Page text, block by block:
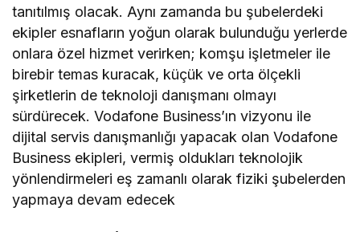
tanıtılmış olacak. Aynı zamanda bu şubelerdeki
ekipler esnafların yoğun olarak bulunduğu yerlerde
onlara özel hizmet verirken; komşu işletmeler ile
birebir temas kuracak, küçük ve orta ölçekli
şirketlerin de teknoloji danışmanı olmayı
sürdürecek. Vodafone Business’ın vizyonu ile
dijital servis danışmanlığı yapacak olan Vodafone
Business ekipleri, vermiş oldukları teknolojik
yönlendirmeleri eş zamanlı olarak fiziki şubelerden
yapmaya devam edecek